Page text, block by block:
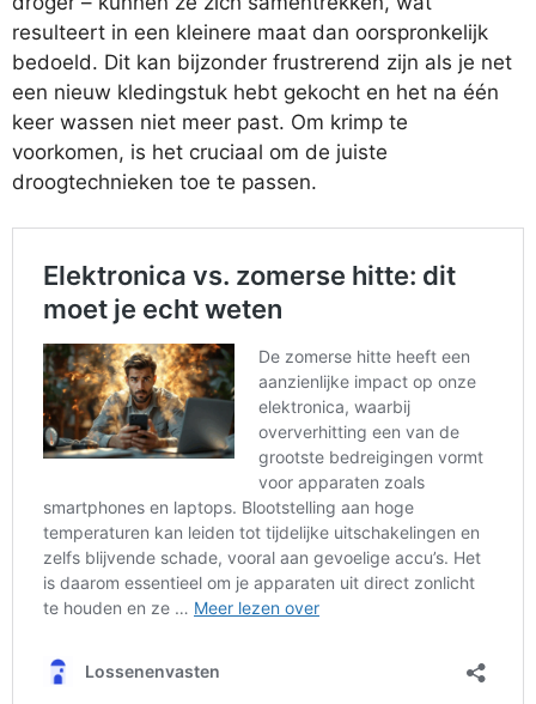
resulteert in een kleinere maat dan oorspronkelijk
bedoeld. Dit kan bijzonder frustrerend zijn als je net
een nieuw kledingstuk hebt gekocht en het na één
keer wassen niet meer past. Om krimp te
voorkomen, is het cruciaal om de juiste
droogtechnieken toe te passen.